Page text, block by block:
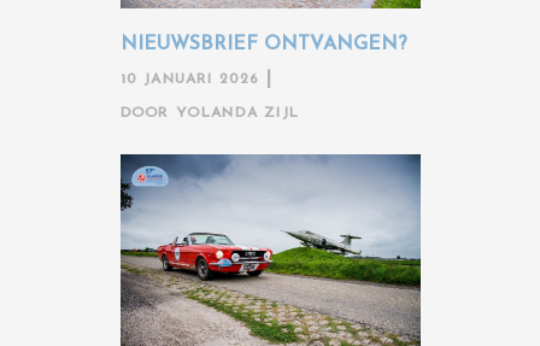
NIEUWSBRIEF ONTVANGEN?
10 JANUARI 2026
DOOR YOLANDA ZIJL